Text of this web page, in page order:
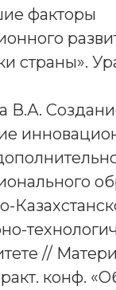
факторы
страны».
В.А.
//
конф.